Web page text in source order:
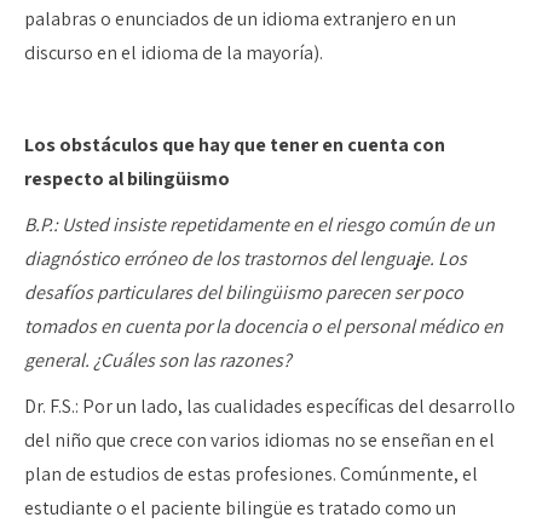
palabras o enunciados de un idioma extranjero en un
discurso en el idioma de la mayoría).
Los obstáculos que hay que tener en cuenta con
respecto al bilingüismo
B.P.: Usted insiste repetidamente en el riesgo común de un
diagnóstico erróneo de los trastornos del lenguaje. Los
desafíos particulares del bilingüismo parecen ser poco
tomados en cuenta por la docencia o el personal médico en
general. ¿Cuáles son las razones?
Dr. F.S.: Por un lado, las cualidades específicas del desarrollo
del niño que crece con varios idiomas no se enseñan en el
plan de estudios de estas profesiones. Comúnmente, el
estudiante o el paciente bilingüe es tratado como un